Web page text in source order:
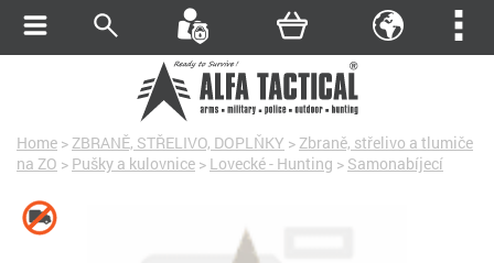
Home > ZBRANĚ, STŘELIVO, DOPLŇKY > Zbraně, střelivo a tlumiče
na ZO > Pušky a kulovnice > Lovecké - Hunting > Samonabíjecí